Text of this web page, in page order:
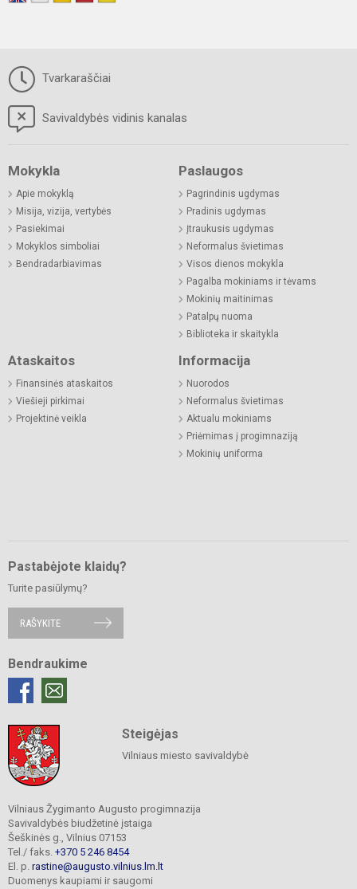
Tvarkaraščiai
Savivaldybės vidinis kanalas
Mokykla
Apie mokyklą
Misija, vizija, vertybės
Pasiekimai
Mokyklos simboliai
Bendradarbiavimas
Paslaugos
Pagrindinis ugdymas
Pradinis ugdymas
Įtraukusis ugdymas
Neformalus švietimas
Visos dienos mokykla
Pagalba mokiniams ir tėvams
Mokinių maitinimas
Patalpų nuoma
Biblioteka ir skaitykla
Ataskaitos
Finansinės ataskaitos
Viešieji pirkimai
Projektinė veikla
Informacija
Nuorodos
Neformalus švietimas
Aktualu mokiniams
Priėmimas į progimnaziją
Mokinių uniforma
Pastabėjote klaidų?
Turite pasiūlymų?
RAŠYKITE
Bendraukime
Steigėjas
Vilniaus miesto savivaldybė
Vilniaus Žygimanto Augusto progimnazija
Savivaldybės biudžetinė įstaiga
Šeškinės g., Vilnius 07153
Tel./ faks. +370 5 246 8454
El. p. rastine@augusto.vilnius.lm.lt
Duomenys kaupiami ir saugomi